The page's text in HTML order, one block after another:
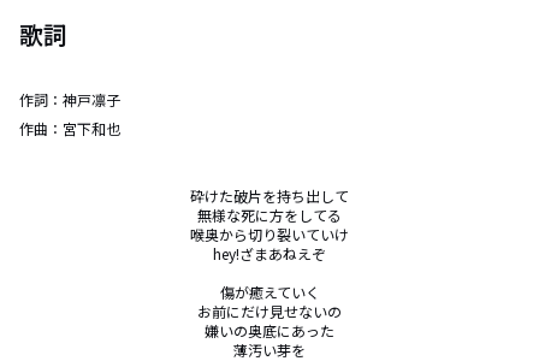
歌詞
作詞： 神戸凛子
作曲： 宮下和也
砕けた破片を持ち出して
無様な死に方をしてる
喉奥から切り裂いていけ
hey!ざまあねえぞ
傷が癒えていく
お前にだけ見せないの
嫌いの奥底にあった
薄汚い芽を